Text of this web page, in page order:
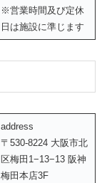
※営業時間及び定休
日は施設に準じます
address
〒530-8224 大阪市北
区梅田1−13−13 阪神
梅田本店3F